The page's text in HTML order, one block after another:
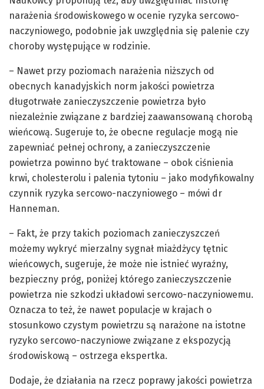
narażenia środowiskowego w ocenie ryzyka sercowo-
naczyniowego, podobnie jak uwzględnia się palenie czy
choroby występujące w rodzinie.
– Nawet przy poziomach narażenia niższych od
obecnych kanadyjskich norm jakości powietrza
długotrwałe zanieczyszczenie powietrza było
niezależnie związane z bardziej zaawansowaną chorobą
wieńcową. Sugeruje to, że obecne regulacje mogą nie
zapewniać pełnej ochrony, a zanieczyszczenie
powietrza powinno być traktowane – obok ciśnienia
krwi, cholesterolu i palenia tytoniu – jako modyfikowalny
czynnik ryzyka sercowo-naczyniowego – mówi dr
Hanneman.
– Fakt, że przy takich poziomach zanieczyszczeń
możemy wykryć mierzalny sygnał miażdżycy tętnic
wieńcowych, sugeruje, że może nie istnieć wyraźny,
bezpieczny próg, poniżej którego zanieczyszczenie
powietrza nie szkodzi układowi sercowo-naczyniowemu.
Oznacza to też, że nawet populacje w krajach o
stosunkowo czystym powietrzu są narażone na istotne
ryzyko sercowo-naczyniowe związane z ekspozycją
środowiskową – ostrzega ekspertka.
Dodaje, że działania na rzecz poprawy jakości powietrza